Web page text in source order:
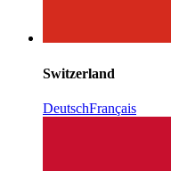
Switzerland
DeutschFrançais